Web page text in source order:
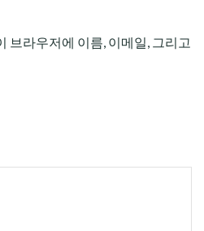
브라우저에 이름, 이메일, 그리고